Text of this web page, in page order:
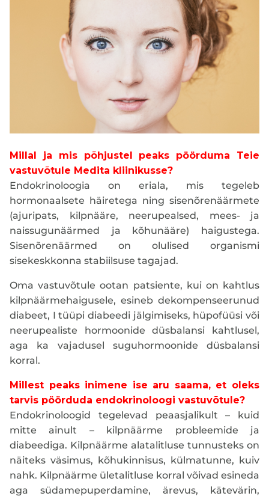
Millal ja mis põhjustel peaks pöörduma Teie
vastuvõtule Medita kliinikusse?
Endokrinoloogia on eriala, mis tegeleb
hormonaalsete häiretega ning sisenõrenäärmete
(ajuripats, kilpnääre, neerupealsed, mees- ja
naissugunäärmed ja kõhunääre) haigustega.
Sisenõrenäärmed on olulised organismi
sisekeskkonna stabiilsuse tagajad.
Oma vastuvõtule ootan patsiente, kui on kahtlus
kilpnäärmehaigusele, esineb dekompenseerunud
diabeet, I tüüpi diabeedi jälgimiseks, hüpofüüsi või
neerupealiste hormoonide düsbalansi kahtlusel,
aga ka vajadusel suguhormoonide düsbalansi
korral.
Millest peaks inimene ise aru saama, et oleks
tarvis pöörduda endokrinoloogi vastuvõtule?
Endokrinoloogid tegelevad peaasjalikult – kuid
mitte ainult – kilpnäärme probleemide ja
diabeediga. Kilpnäärme alatalitluse tunnusteks on
näiteks väsimus, kõhukinnisus, külmatunne, kuiv
nahk. Kilpnäärme ületalitluse korral võivad esineda
aga südamepuperdamine, ärevus, kätevärin,